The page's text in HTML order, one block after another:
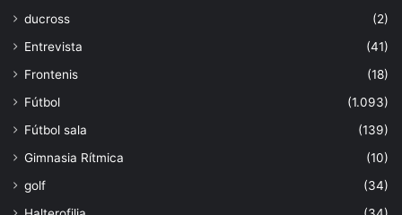
ducross
(2)
Entrevista
(41)
Frontenis
(18)
Fútbol
(1.093)
Fútbol sala
(139)
Gimnasia Rítmica
(10)
golf
(34)